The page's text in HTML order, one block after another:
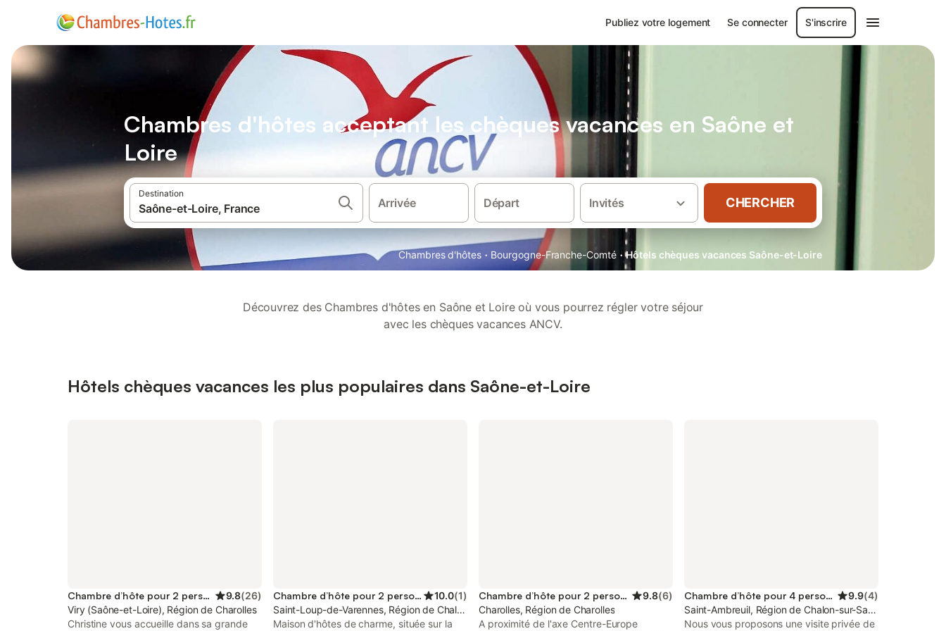
Publiez votre logement Se connecter S'inscrire
Chambres d'hôtes acceptant les chèques vacances en Saône et
Loire
Destination
Arrivée Départ Invités CHERCHER
Chambres d'hôtes · Bourgogne-Franche-Comté · Hôtels chèques vacances Saône-et-Loire
Découvrez des Chambres d'hôtes en Saône et Loire où vous pourrez régler votre séjour
avec les chèques vacances ANCV.
Hôtels chèques vacances les plus populaires dans Saône-et-Loire
Chambre d’hôte pour 2 personnes 9.8(26)
Viry (Saône-et-Loire), Région de Charolles
Christine vous accueille dans sa grande
Chambre d’hôte pour 2 personnes 10.0(1)
Saint-Loup-de-Varennes, Région de Chalon-sur-Saône
Maison d'hôtes de charme, située sur la
Chambre d’hôte pour 2 personnes 9.8(6)
Charolles, Région de Charolles
A proximité de l'axe Centre-Europe
Chambre d’hôte pour 4 personnes 9.9(4)
Saint-Ambreuil, Région de Chalon-sur-Saône
Nous vous proposons une visite privée de